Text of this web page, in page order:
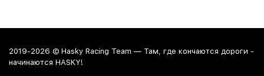
2019-2026 © Hasky Racing Team — Там, где кончаются дороги -
начинаются HASKY!